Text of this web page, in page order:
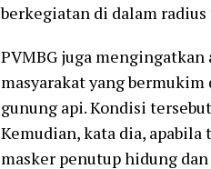
berkegiatan di dalam
PVMBG juga
masyarakat yang
gunung api. Kondisi
Kemudian, kata dia,
masker penutup hidung